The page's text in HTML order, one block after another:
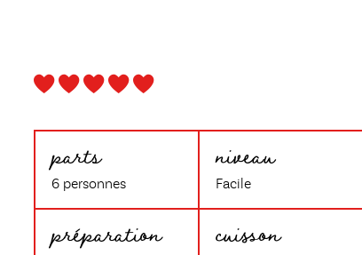
parts
6 personnes
niveau
Facile
préparation cuisson